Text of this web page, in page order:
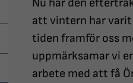
Nu har den
att vintern har varit
tiden framför oss
uppmärksamar vi
arbete med att få